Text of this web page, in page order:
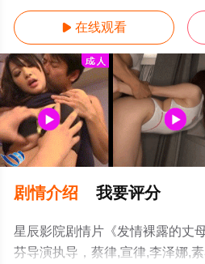
 在线观看
剧情介绍 我要评分
星辰影院剧情片《发情裸露的丈
芬导演执导，蔡律,宣律,李泽娜,